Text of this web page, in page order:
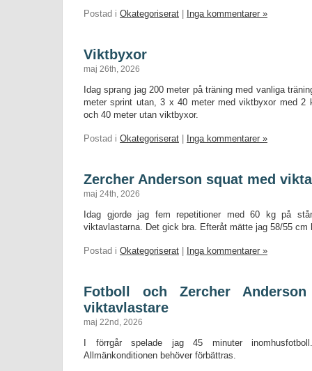
Postad i Okategoriserat Inga kommentarer »
Viktbyxor
maj 26th, 2026
Idag sprang jag 200 meter på träning med vanliga
meter sprint utan, 3 x 40 meter med viktbyxor med 2
och 40 meter utan viktbyxor.
Postad i Okategoriserat Inga kommentarer »
Zercher Anderson squat med
maj 24th, 2026
Idag gjorde jag fem repetitioner med 60 kg på
viktavlastarna. Det gick bra. Efteråt mätte jag 58/55 cm
Postad i Okategoriserat Inga kommentarer »
Fotboll och Zercher
viktavlastare
maj 22nd, 2026
I förrgår spelade jag 45 minuter
Allmänkonditionen behöver förbättras.